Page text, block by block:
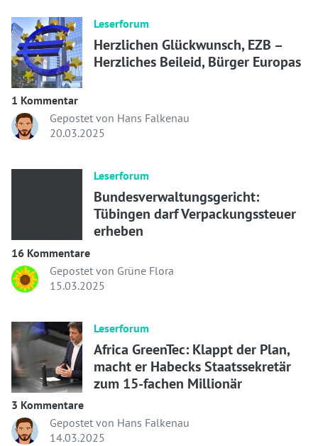
Leserforum
Herzlichen Glückwunsch, EZB –
Herzliches Beileid, Bürger Europas
1 Kommentar
Gepostet von Hans Falkenau
20.03.2025
Leserforum
Bundesverwaltungsgericht:
Tübingen darf Verpackungssteuer
erheben
16 Kommentare
Gepostet von Grüne Flora
15.03.2025
Leserforum
Africa GreenTec: Klappt der Plan,
macht er Habecks Staatssekretär
zum 15-fachen Millionär
3 Kommentare
Gepostet von Hans Falkenau
14.03.2025